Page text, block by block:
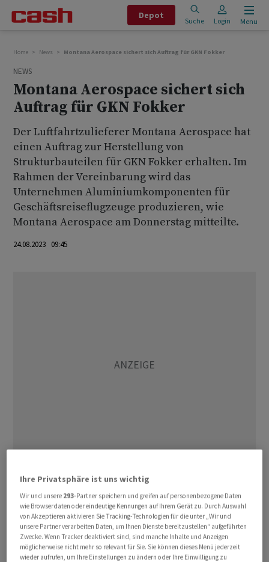
Depot
Suche Login Menu
Home News Montana Aerospace sichert sich Auftrag für GKN Fokker
NEWS
Montana Aerospace sichert sich
Auftrag für GKN Fokker
Der Luftfahrtzulieferer Montana Aerospace hat
einen Auftrag zur Herstellung von
Strukturbauteilen für GKN Fokker erhalten. Im
Rahmen der Vereinbarung wird das
Unternehmen Aluminiumkomponenten für
Geschäftsreiseflugzeuge produzieren, wie
Montana Aerospace am Donnerstag mitteilte.
24.08.2023 09:45
Zur Vertragsunterzeichnung für das Business Jet-
Programm liess sich Arjen Landman, Senior Vice
President von GKN Aerospace, zitieren: "Diese
Vereinbarung wird dazu beitragen, ein europäisches
Lieferkettennetzwerk für dieses Programm
aufzubauen."
Ihre Privatsphäre ist uns wichtig
Wir und unsere 293-Partner speichern und greifen auf personenbezogene Daten
wie Browserdaten oder eindeutige Kennungen auf Ihrem Gerät zu. Durch Auswahl
von Akzeptieren aktivieren Sie Tracking-Technologien für die unter „Wir und
unsere Partner verarbeiten Daten, um Ihnen Dienste bereitzustellen“ aufgeführten
Zwecke. Wenn Tracker deaktiviert sind, sind manche Inhalte und Anzeigen
möglicherweise nicht mehr so relevant für Sie. Sie können dieses Menü jederzeit
wieder aufrufen, um Ihre Einstellungen zu ändern oder Ihre Einwilligung zu